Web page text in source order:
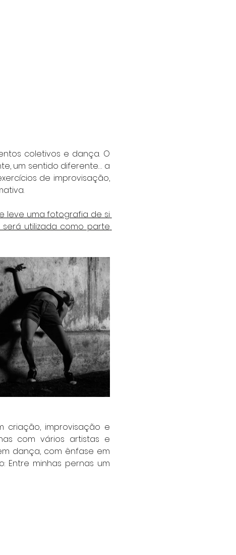
coletivos e dança. O
um sentido diferente… a
de improvisação,
leve uma fotografia de si
utilizada como parte
criação, improvisação e
com vários artistas e
dança, com ênfase em
Entre minhas pernas um